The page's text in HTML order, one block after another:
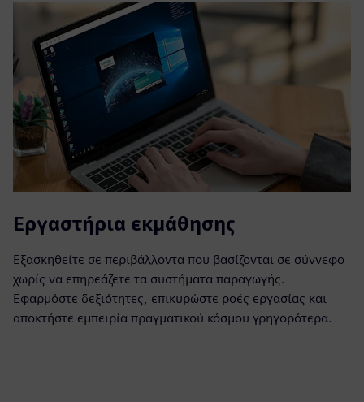
Εργαστήρια εκμάθησης
Εξασκηθείτε σε περιβάλλοντα που βασίζονται σε σύννεφο
χωρίς να επηρεάζετε τα συστήματα παραγωγής.
Εφαρμόστε δεξιότητες, επικυρώστε ροές εργασίας και
αποκτήστε εμπειρία πραγματικού κόσμου γρηγορότερα.